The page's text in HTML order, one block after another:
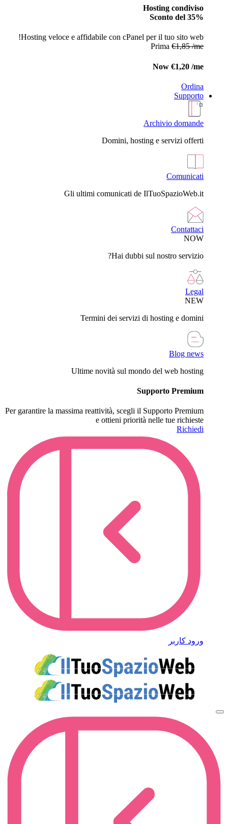
Hosting condiviso
Sconto del 35%
Hosting veloce e affidabile con cPanel per il tuo sito web!
Prima €1,85 /me
Now €1,20 /me
Ordina
Supporto
Archivio domande
Domini, hosting e servizi offerti
Comunicati
Gli ultimi comunicati de IlTuoSpazioWeb.it
Contattaci
NOW
Hai dubbi sul nostro servizio?
Legal
NEW
Termini dei servizi di hosting e domini
Blog news
Ultime novità sul mondo del web hosting
Supporto Premium
Per garantire la massima reattività, scegli il Supporto Premium
e ottieni priorità nelle tue richieste
Richiedi
ورود کاربر